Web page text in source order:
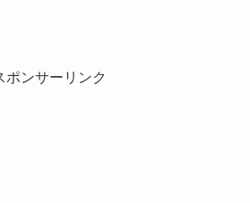
ポンサーリンク